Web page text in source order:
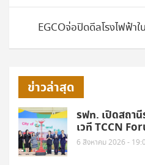
EGCOจ่อปิดดีลโรงไฟฟ้า
ข่าวล่าสุด
รฟท. เปิดสถา
เวที TCCN
6 สิงหาคม 2026 -